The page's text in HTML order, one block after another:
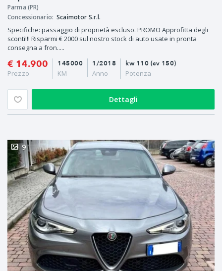
Parma (PR)
Concessionario: Scaimotor S.r.l.
Specifiche: passaggio di proprietà escluso. PROMO Approfitta degli
sconti!!! Risparmi € 2000 sul nostro stock di auto usate in pronta
consegna a fron.....
€ 14.900
Prezzo
1/2018
Anno
145000
KM
kw 110 (cv 150)
Potenza
Dettagli
9